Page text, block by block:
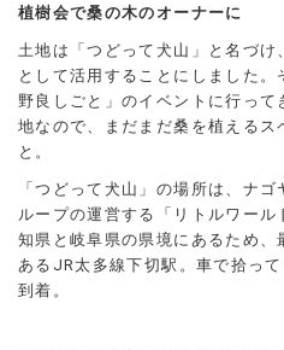
植樹会で桑の木のオーナーに
土地は「つどって犬山」と名づ
として活用することにしました
野良しごと」のイベントに行っ
地なので、まだまだ桑を植えるス
と。
「つどって犬山」の場所は、ナ
ループの運営する「リトルワー
知県と岐阜県の県境にあるため、
あるJR太多線下切駅。車で拾っ
到着。